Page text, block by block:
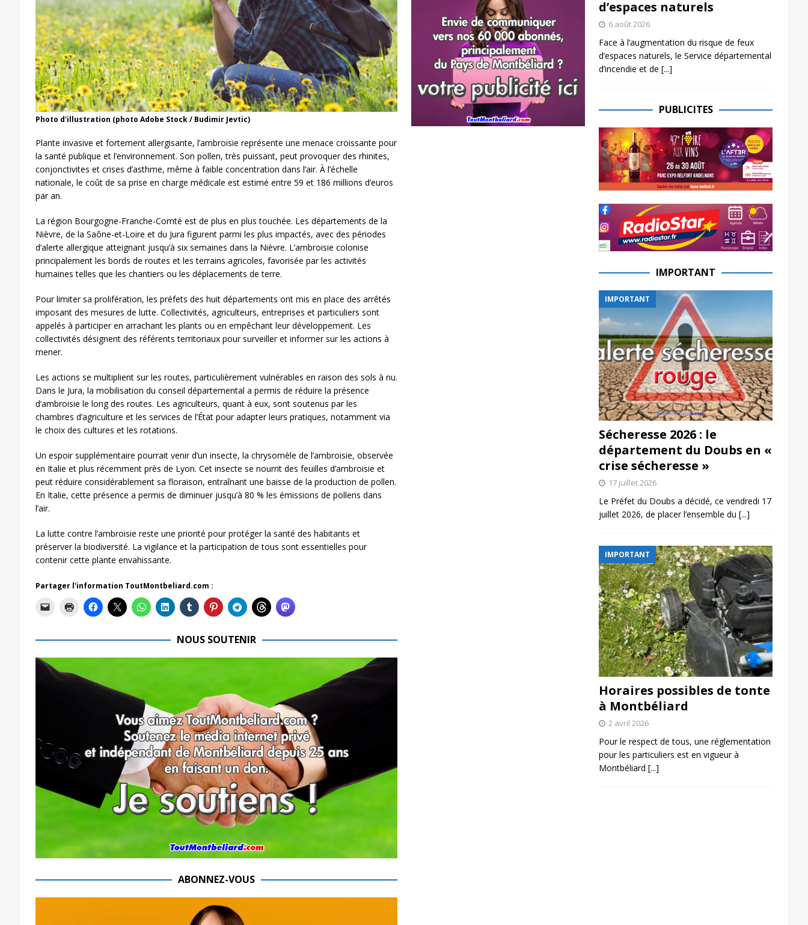
Photo d'illustration (photo Adobe Stock / Budimir Jevtic)
Plante invasive et fortement allergisante, l’ambroisie représente une menace croissante pour
la santé publique et l’environnement. Son pollen, très puissant, peut provoquer des rhinites,
conjonctivites et crises d’asthme, même à faible concentration dans l’air. À l’échelle
nationale, le coût de sa prise en charge médicale est estimé entre 59 et 186 millions d’euros
par an.
La région Bourgogne-Franche-Comté est de plus en plus touchée. Les départements de la
Nièvre, de la Saône-et-Loire et du Jura figurent parmi les plus impactés, avec des périodes
d’alerte allergique atteignant jusqu’à six semaines dans la Nièvre. L’ambroisie colonise
principalement les bords de routes et les terrains agricoles, favorisée par les activités
humaines telles que les chantiers ou les déplacements de terre.
Pour limiter sa prolifération, les préfets des huit départements ont mis en place des arrêtés
imposant des mesures de lutte. Collectivités, agriculteurs, entreprises et particuliers sont
appelés à participer en arrachant les plants ou en empêchant leur développement. Les
collectivités désignent des référents territoriaux pour surveiller et informer sur les actions à
mener.
Les actions se multiplient sur les routes, particulièrement vulnérables en raison des sols à nu.
Dans le Jura, la mobilisation du conseil départemental a permis de réduire la présence
d’ambroisie le long des routes. Les agriculteurs, quant à eux, sont soutenus par les
chambres d’agriculture et les services de l’État pour adapter leurs pratiques, notamment via
le choix des cultures et les rotations.
Un espoir supplémentaire pourrait venir d’un insecte, la chrysomèle de l’ambroisie, observée
en Italie et plus récemment près de Lyon. Cet insecte se nourrit des feuilles d’ambroisie et
peut réduire considérablement sa floraison, entraînant une baisse de la production de pollen.
En Italie, cette présence a permis de diminuer jusqu’à 80 % les émissions de pollens dans
l’air.
La lutte contre l’ambroisie reste une priorité pour protéger la santé des habitants et
préserver la biodiversité. La vigilance et la participation de tous sont essentielles pour
contenir cette plante envahissante.
Partager l'information ToutMontbeliard.com :
NOUS SOUTENIR
ABONNEZ-VOUS
d’espaces naturels
6 août 2026
Face à l’augmentation du risque de feux
d’espaces naturels, le Service départemental
d’incendie et de [...]
PUBLICITES
IMPORTANT
IMPORTANT
Sécheresse 2026 : le
département du Doubs en «
crise sécheresse »
17 juillet 2026
Le Préfet du Doubs a décidé, ce vendredi 17
juillet 2026, de placer l’ensemble du [...]
IMPORTANT
Horaires possibles de tonte
à Montbéliard
2 avril 2026
Pour le respect de tous, une réglementation
pour les particuliers est en vigueur à
Montbéliard [...]